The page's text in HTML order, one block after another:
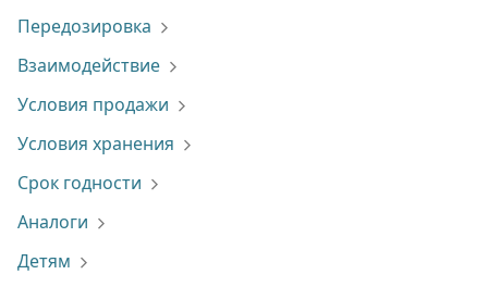
Передозировка
Взаимодействие
Условия продажи
Условия хранения
Срок годности
Аналоги
Детям